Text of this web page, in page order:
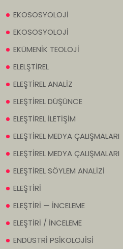
EKOSOSYOLOJİ
EKOSOSYOLOJİ
EKÜMENİK TEOLOJİ
ELELŞTİREL
ELEŞTİREL ANALİZ
ELEŞTİREL DÜŞÜNCE
ELEŞTİREL İLETİŞİM
ELEŞTİREL MEDYA ÇALIŞMALARI
ELEŞTİREL MEDYA ÇALIŞMALARI
ELEŞTİREL SÖYLEM ANALİZİ
ELEŞTİRİ
ELEŞTİRİ — İNCELEME
ELEŞTİRİ / İNCELEME
ENDÜSTRİ PSİKOLOJİSİ